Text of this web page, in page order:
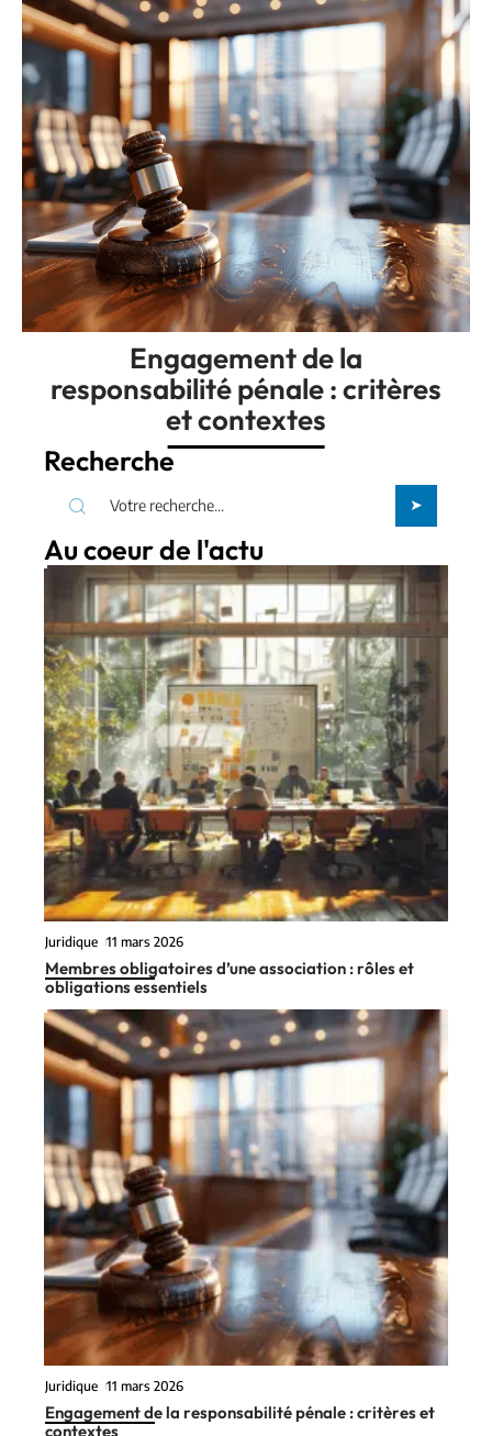
Engagement de la
responsabilité pénale : critères
et contextes
Recherche
Au coeur de l'actu
Juridique 11 mars 2026
Membres obligatoires d’une association : rôles et
obligations essentiels
Juridique 11 mars 2026
Engagement de la responsabilité pénale : critères et
contextes